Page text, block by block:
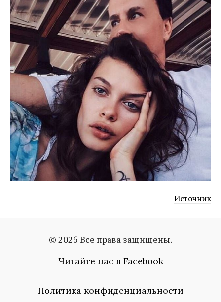
Источник
лиза адаменко поднял руку
© 2026 Все права защищены.
Читайте нас в Facebook
Политика конфиденциальности